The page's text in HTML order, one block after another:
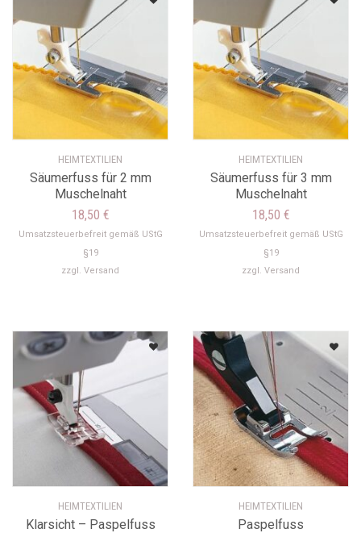
sortiert
HEIMTEXTILIEN
Säumerfuss für 2 mm
Muschelnaht
18,50 €
Umsatzsteuerbefreit gemäß UStG
§19
zzgl. Versand
HEIMTEXTILIEN
Säumerfuss für 3 mm
Muschelnaht
18,50 €
Umsatzsteuerbefreit gemäß UStG
§19
zzgl. Versand
HEIMTEXTILIEN
Klarsicht – Paspelfuss
HEIMTEXTILIEN
Paspelfuss